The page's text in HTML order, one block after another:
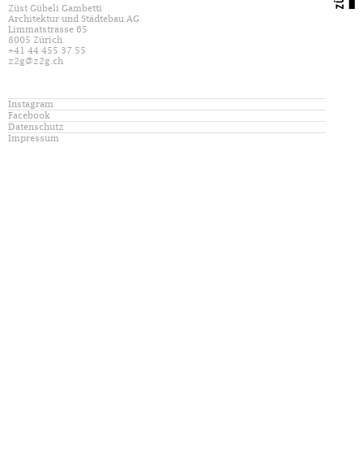
Züst Gübeli Gambetti
Architektur und Städtebau AG
Limmatstrasse 65
8005 Zürich
+41 44 455 37 55
z2g@z2g.ch
Instagram
Facebook
Datenschutz
Impressum